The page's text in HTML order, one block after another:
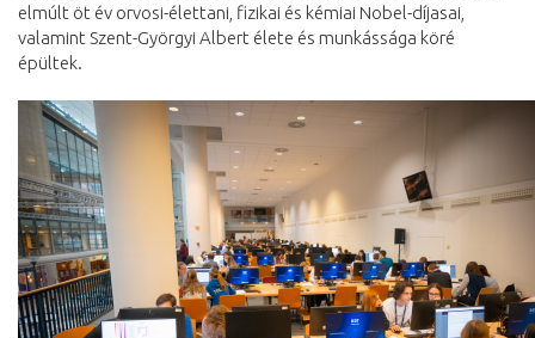
elmúlt öt év orvosi-élettani, fizikai és kémiai Nobel-díjasai,
valamint Szent-Györgyi Albert élete és munkássága köré
épültek.